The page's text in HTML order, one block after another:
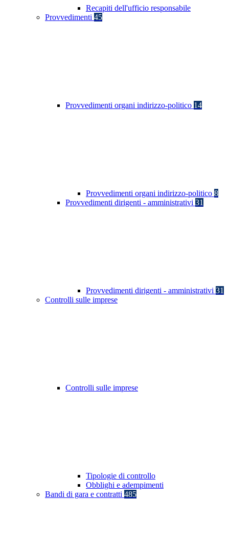
Recapiti dell'ufficio responsabile
Provvedimenti 45
Provvedimenti organi indirizzo-politico 14
Provvedimenti organi indirizzo-politico 8
Provvedimenti dirigenti - amministrativi 31
Provvedimenti dirigenti - amministrativi 31
Controlli sulle imprese
Controlli sulle imprese
Tipologie di controllo
Obblighi e adempimenti
Bandi di gara e contratti 485